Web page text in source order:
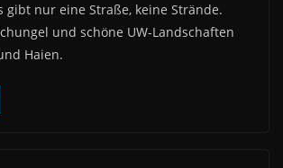
gibt nur eine Straße, keine Strände.
und schöne UW-Landschaften
Haien.